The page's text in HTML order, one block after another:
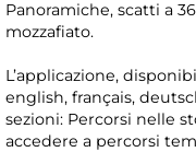
Panoramiche, scatti a
mozzafiato.
L’applicazione,
english, français,
sezioni: Percorsi nelle
accedere a percorsi